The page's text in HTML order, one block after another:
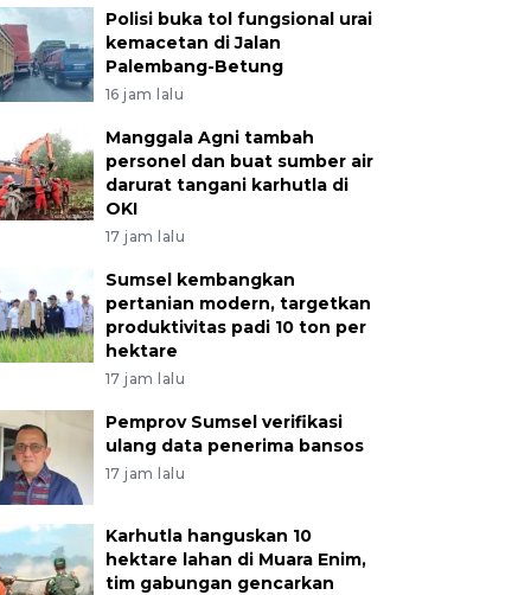
Polisi buka tol fungsional urai
kemacetan di Jalan
Palembang-Betung
16 jam lalu
Manggala Agni tambah
personel dan buat sumber air
darurat tangani karhutla di
OKI
17 jam lalu
Sumsel kembangkan
pertanian modern, targetkan
produktivitas padi 10 ton per
hektare
17 jam lalu
Pemprov Sumsel verifikasi
ulang data penerima bansos
17 jam lalu
Karhutla hanguskan 10
hektare lahan di Muara Enim,
tim gabungan gencarkan